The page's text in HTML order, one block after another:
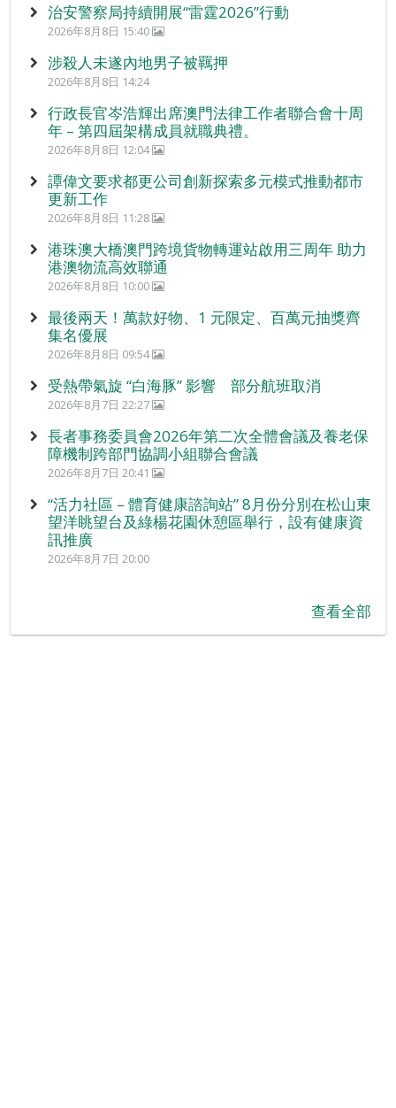
治安警察局持續開展“雷霆2026”行動
2026年8月8日 15:40
涉殺人未遂內地男子被羈押
2026年8月8日 14:24
行政長官岑浩輝出席澳門法律工作者聯合會十周
年 – 第四屆架構成員就職典禮。
2026年8月8日 12:04
譚偉文要求都更公司創新探索多元模式推動都市
更新工作
2026年8月8日 11:28
港珠澳大橋澳門跨境貨物轉運站啟用三周年 助力
港澳物流高效聯通
2026年8月8日 10:00
最後兩天！萬款好物、1 元限定、百萬元抽獎齊
集名優展
2026年8月8日 09:54
受熱帶氣旋 “白海豚” 影響 部分航班取消
2026年8月7日 22:27
長者事務委員會2026年第二次全體會議及養老保
障機制跨部門協調小組聯合會議
2026年8月7日 20:41
“活力社區 – 體育健康諮詢站” 8月份分別在松山東
望洋眺望台及綠楊花園休憩區舉行，設有健康資
訊推廣
2026年8月7日 20:00
查看全部